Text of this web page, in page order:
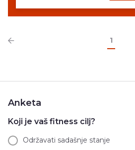
1
Anketa
Koji je vaš fitness cilj?
Održavati sadašnje stanje